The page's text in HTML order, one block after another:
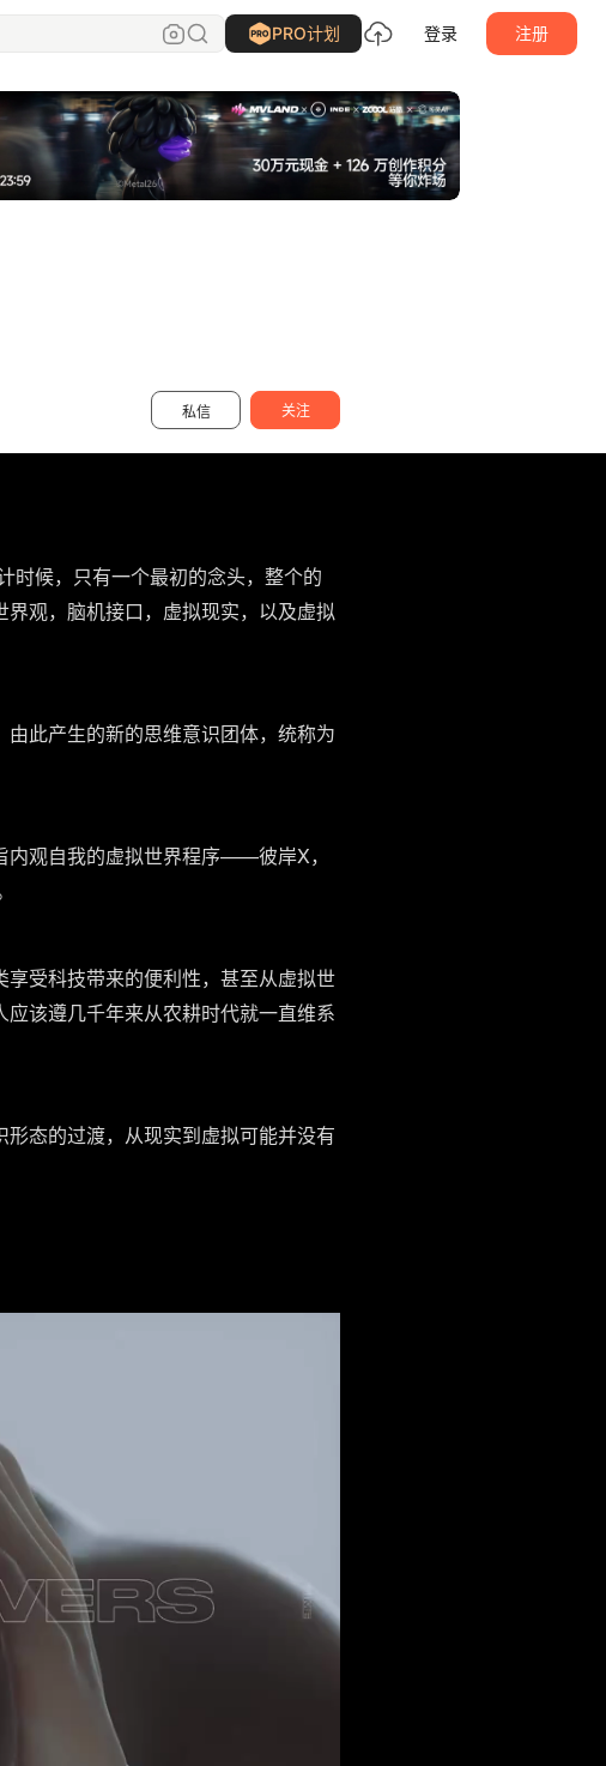
PRO计划 登录 注册
私信 关注
灰昼 关注
时候，只有一个最初的念头，整个的
观，脑机接口，虚拟现实，以及虚拟
此产生的新的思维意识团体，统称为
内观自我的虚拟世界程序——彼岸X，
受科技带来的便利性，甚至从虚拟世
该遵几千年来从农耕时代就一直维系
态的过渡，从现实到虚拟可能并没有